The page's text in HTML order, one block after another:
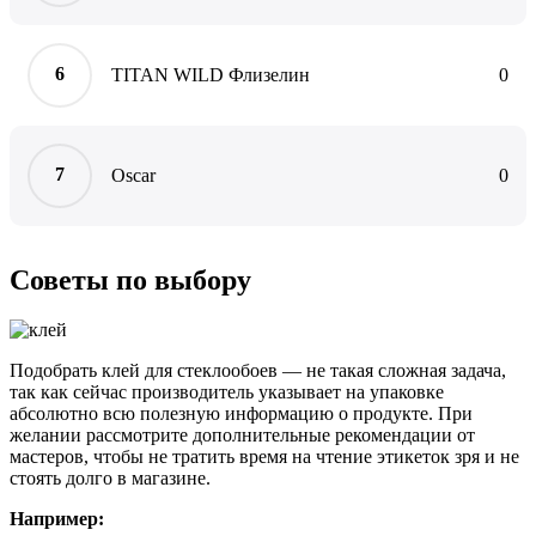
TITAN WILD Флизелин 0
Oscar 0
Советы по выбору
Подобрать клей для стеклообоев — не такая сложная задача,
так как сейчас производитель указывает на упаковке
абсолютно всю полезную информацию о продукте. При
желании рассмотрите дополнительные рекомендации от
мастеров, чтобы не тратить время на чтение этикеток зря и не
стоять долго в магазине.
Например: